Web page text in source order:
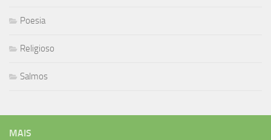
Poesia
Religioso
Salmos
MAIS